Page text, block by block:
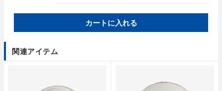
カートに入れる
関連アイテム